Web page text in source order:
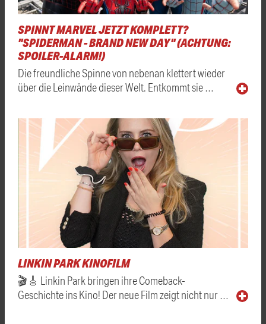
SPINNT MARVEL JETZT KOMPLETT?
"SPIDERMAN - BRAND NEW DAY" (ACHTUNG:
SPOILER-ALARM!)
Die freundliche Spinne von nebenan klettert wieder
über die Leinwände dieser Welt. Entkommt sie …
LINKIN PARK KINOFILM
🎬🎸 Linkin Park bringen ihre Comeback-
Geschichte ins Kino! Der neue Film zeigt nicht nur …